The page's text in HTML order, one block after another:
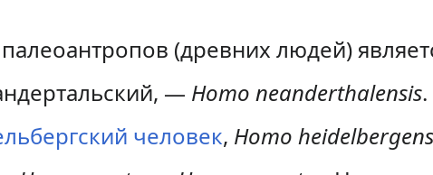
(древних людей)
— Homo neanderthalensis
человек, Homo